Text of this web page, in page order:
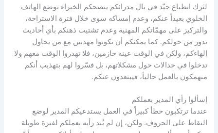
لتَرك انطباع جيّد في بال مدرائكم ينصحكم الخبراء بوضع الهاتف
الخلوي بعيداً عنكم، وعدم إمساكه سوى خلال فترة الاستراحة،
والتركيز على مهمّاتكم المهنية وعدم تشتيت ذهنكم بأي أحاديث
تدور من حولكم. كما يمكنكم أن تكونوا مهذبين مع من يحاول
إلهاءكم، ولكن في الوقت عينه حازمين، فلا تهدروا الوقت معهم ولا
تدخلوا في جدالات حول مشكلاتهم، بل فسّروا لهم بتهذيب أنكم
منهمكون بالعمل حالياً، فيبتعدون عنكم.
إسألوا رأي المدير بعملكم
عندما ترتكبون خطأ كبيراً في العمل يستدعيكم المدير لوضع
النقاط على الحروف. ولكن، إن لم يُبد رأيه بعملكم لفترة طويلة